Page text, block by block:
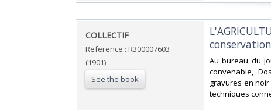
‎COLLECTIF‎
Reference : R300007603
(1901)
See the book
‎Au bureau du
convenable,
gravures en noir
techniques